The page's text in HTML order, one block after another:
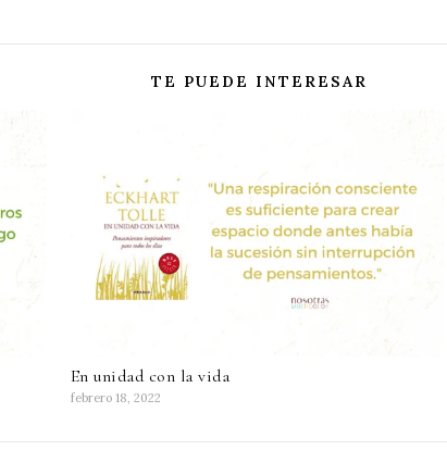
TE PUEDE INTERESAR
En unidad con la vida
febrero 18, 2022